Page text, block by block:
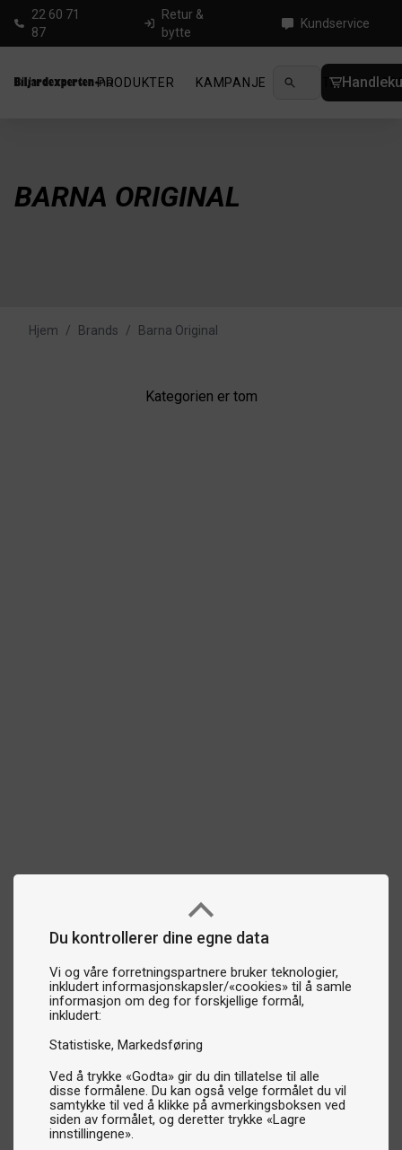
Du kontrollerer dine egne data
Vi og våre forretningspartnere bruker teknologier,
inkludert informasjonskapsler/«cookies» til å samle
informasjon om deg for forskjellige formål,
inkludert:
Statistiske Markedsføring
Ved å trykke «Godta» gir du din tillatelse til alle
disse formålene. Du kan også velge formålet du vil
samtykke til ved å klikke på avmerkingsboksen ved
siden av formålet, og deretter trykke «Lagre
innstillingene».
22 60 71
87
Retur &
bytte
Kundservice
PRODUKTER KAMPANJE NYHETER
BARNA ORIGINAL
Hjem / Brands / Barna Original
Kategorien er tom